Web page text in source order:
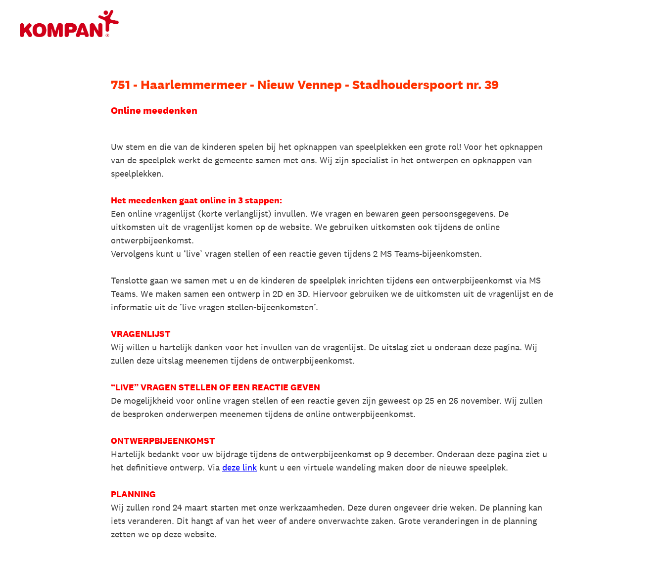
content
751 - Haarlemmermeer - Nieuw Vennep - Stadhouderspoort nr. 39
Online meedenken
Uw stem en die van de kinderen spelen bij het opknappen van speelplekken een grote rol! Voor het opknappen
van de speelplek werkt de gemeente samen met ons. Wij zijn specialist in het ontwerpen en opknappen van
speelplekken.
Het meedenken gaat online in 3 stappen:
Een online vragenlijst (korte verlanglijst) invullen. We vragen en bewaren geen persoonsgegevens. De
uitkomsten uit de vragenlijst komen op de website. We gebruiken uitkomsten ook tijdens de online
ontwerpbijeenkomst.
Vervolgens kunt u ‘live’ vragen stellen of een reactie geven tijdens 2 MS Teams-bijeenkomsten.
Tenslotte gaan we samen met u en de kinderen de speelplek inrichten tijdens een ontwerpbijeenkomst via MS
Teams. We maken samen een ontwerp in 2D en 3D. Hiervoor gebruiken we de uitkomsten uit de vragenlijst en de
informatie uit de ’live vragen stellen-bijeenkomsten’.
VRAGENLIJST
Wij willen u hartelijk danken voor het invullen van de vragenlijst. De uitslag ziet u onderaan deze pagina. Wij
zullen deze uitslag meenemen tijdens de ontwerpbijeenkomst.
“LIVE” VRAGEN STELLEN OF EEN REACTIE GEVEN
De mogelijkheid voor online vragen stellen of een reactie geven zijn geweest op 25 en 26 november. Wij zullen
de besproken onderwerpen meenemen tijdens de online ontwerpbijeenkomst.
ONTWERPBIJEENKOMST
Hartelijk bedankt voor uw bijdrage tijdens de ontwerpbijeenkomst op 9 december. Onderaan deze pagina ziet u
het definitieve ontwerp. Via deze link kunt u een virtuele wandeling maken door de nieuwe speelplek.
PLANNING
Wij zullen rond 24 maart starten met onze werkzaamheden. Deze duren ongeveer drie weken. De planning kan
iets veranderen. Dit hangt af van het weer of andere onverwachte zaken. Grote veranderingen in de planning
zetten we op deze website.